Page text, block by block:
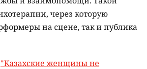
через которую
на сцене, так и публика
"Казахские женщины не